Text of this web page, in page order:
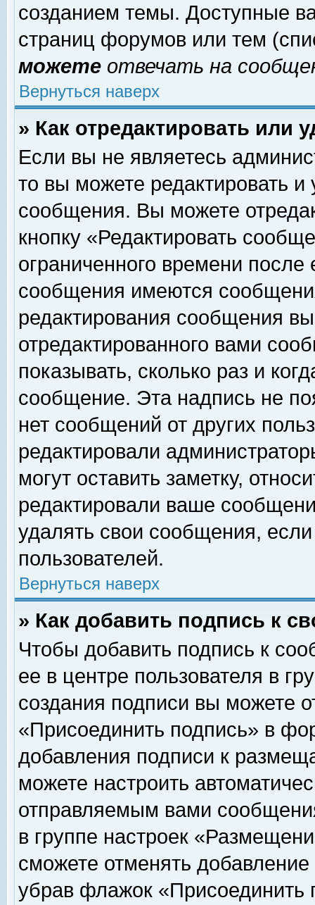
созданием темы. Доступные
страниц форумов или тем
можете отвечать на
Вернуться наверх
» Как отредактировать или
Если вы не являетесь
то вы можете редактировать и
сообщения. Вы можете
кнопку «Редактировать
ограниченного времени
сообщения имеются
редактирования сообщения
отредактированного вами
показывать, сколько раз и
сообщение. Эта надпись не
нет сообщений от других
редактировали
могут оставить заметку,
редактировали ваше
удалять свои сообщения,
пользователей.
Вернуться наверх
» Как добавить подпись к
Чтобы добавить подпись к
ее в центре пользователя в
создания подписи вы можете
«Присоединить подпись» в
добавления подписи к
можете настроить
отправляемым вами
в группе настроек
сможете отменять
убрав флажок «Присоединить